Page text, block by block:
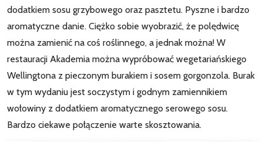
dodatkiem sosu grzybowego oraz pasztetu. Pyszne i bardzo
aromatyczne danie. Ciężko sobie wyobrazić, że polędwicę
można zamienić na coś roślinnego, a jednak można! W
restauracji Akademia można wypróbować wegetariańskiego
Wellingtona z pieczonym burakiem i sosem gorgonzola. Burak
w tym wydaniu jest soczystym i godnym zamiennikiem
wołowiny z dodatkiem aromatycznego serowego sosu.
Bardzo ciekawe połączenie warte skosztowania.